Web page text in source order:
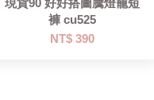
現貨90 好好搭圖騰燈籠短
褲 cu525
NT$ 390